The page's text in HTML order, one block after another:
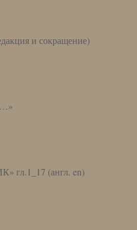
и сокращение)
гл.1_17 (англ. en)